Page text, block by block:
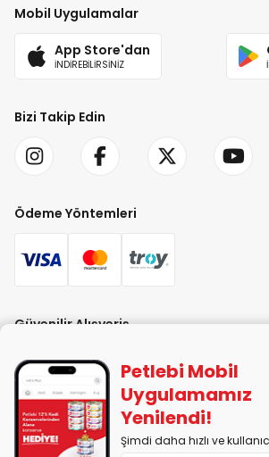
Mobil Uygulamalar
App Store'dan
İNDİREBİLİRSİNİZ
Bizi Takip Edin
Ödeme Yöntemleri
Güvenilir Alışveriş
PETLEBİ EVCİL HAYVAN ÜRÜNLERİ PAZ. SAN. TİC.
Petlebi Mobil
Uygulamamız
Yenilendi!
Şimdi daha hızlı ve